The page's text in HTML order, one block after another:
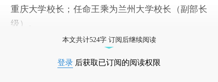
重庆大学校长；任命王乘为兰州大学校长（副部长
级）。
本文共计524字 订阅后继续阅读
登录 后获取已订阅的阅读权限